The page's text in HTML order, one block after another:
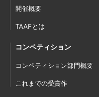
開催概要
TAAFとは
コンペティション
コンペティション部門概要
これまでの受賞作